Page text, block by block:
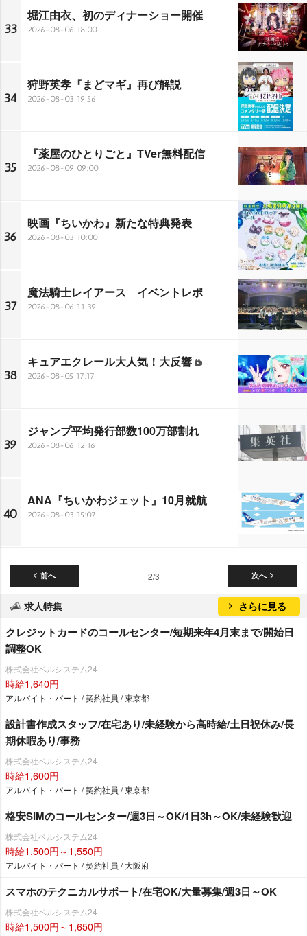
33
堀江由衣、初のディナーショー開催
2026-08-06 18:00
34
狩野英孝『まどマギ』再び解説
2026-08-03 19:56
35
『薬屋のひとりごと』TVer無料配信
2026-08-09 09:00
36
映画『ちいかわ』新たな特典発表
2026-08-03 10:00
37
魔法騎士レイアース イベントレポ
2026-08-06 11:39
38
キュアエクレール大人気！大反響
2026-08-05 17:17
39
ジャンプ平均発行部数100万部割れ
2026-08-06 12:16
40
ANA『ちいかわジェット』10月就航
2026-08-03 15:07
前へ 次へ
2/3
求人特集 さらに見る
クレジットカードのコールセンター/短期来年4月末まで/開始日
調整OK
株式会社ベルシステム24
時給1,640円
アルバイト・パート / 契約社員 / 東京都
設計書作成スタッフ/在宅あり/未経験から高時給/土日祝休み/長
期休暇あり/事務
株式会社ベルシステム24
時給1,600円
アルバイト・パート / 契約社員 / 東京都
格安SIMのコールセンター/週3日～OK/1日3h～OK/未経験歓迎
株式会社ベルシステム24
時給1,500円～1,550円
アルバイト・パート / 契約社員 / 大阪府
スマホのテクニカルサポート/在宅OK/大量募集/週3日～OK
株式会社ベルシステム24
時給1,500円～1,650円